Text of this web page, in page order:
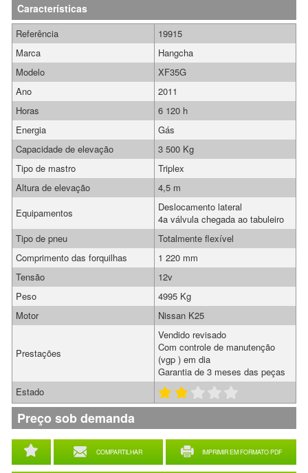
Características
COMPARTILHAR IMPRIMIR EM FORMATO PDF
Referência
19915
Marca
Hangcha
Modelo
XF35G
Ano
2011
Horas
6 120 h
Energia
Gás
Capacidade de elevação
3 500 Kg
Tipo de mastro
Triplex
Altura de elevação
4,5 m
Equipamentos
Deslocamento lateral
4a válvula chegada ao tabuleiro
Tipo de pneu
Totalmente flexível
Comprimento das forquilhas
1 220 mm
Tensão
12v
Peso
4995 Kg
Motor
Nissan K25
Prestações
Vendido revisado
Com controle de manutenção
(vgp ) em dia
Garantia de 3 meses das peças
Estado
Preço sob demanda